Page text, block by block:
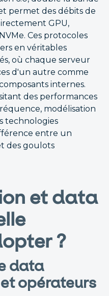
permet des débits de
GPU,
Ces protocoles
en véritables
où chaque serveur
d'un autre comme
internes.
des performances
modélisation
technologies
entre un
des goulots
et data
?
data
opérateurs